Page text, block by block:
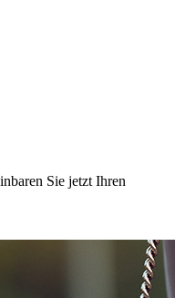
Sie jetzt Ihren